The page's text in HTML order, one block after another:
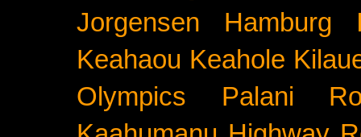
Jorgensen
Hamburg
Keahaou Keahole
Olympics
Palani